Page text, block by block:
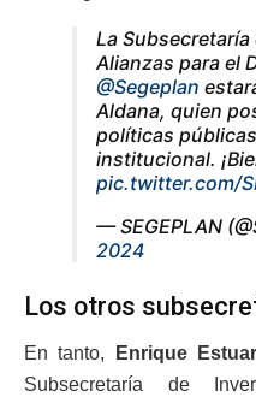
La
Alianzas para el
@Segeplan
Aldana, quien
políticas
institucional.
pic.twitter.com/
— SEGEPLAN
2024
Los otros
En tanto, Enrique
Subsecretaría de